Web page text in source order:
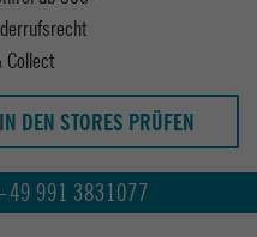
Collect
DEN STORES PRÜFEN
991 3831077